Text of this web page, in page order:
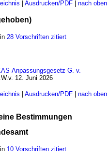
| Ausdrucken/PDF| nach oben
28 Vorschriften zitiert
Anpassungsgesetz G. v.
12. Juni 2026
| Ausdrucken/PDF| nach oben
Bestimmungen
10 Vorschriften zitiert